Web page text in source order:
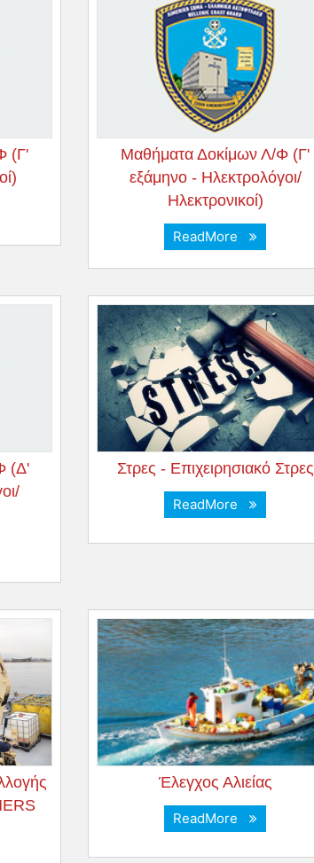
(Γ'
Μαθήματα Δοκίμων Λ/Φ (Γ'
εξάμηνο - Ηλεκτρολόγοι/
Ηλεκτρονικοί)
ReadMore
(Δ'
Στρες - Επιχειρησιακό Στρες
ReadMore
Έλεγχος Αλιείας
ReadMore